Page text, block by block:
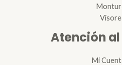
Atención
Mi